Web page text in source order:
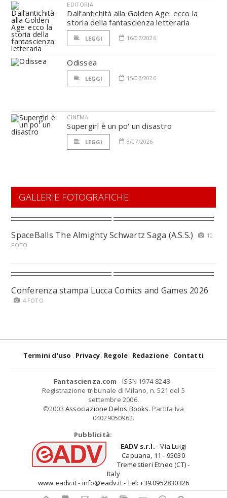
EDITORIA
Dall’antichità alla Golden Age: ecco la
storia della fantascienza letteraria
LEGGI 16/07/2026
Odissea
LEGGI 15/07/2026
CINEMA
Supergirl è un po' un disastro
LEGGI 8/07/2026
GALLERIE FOTOGRAFICHE
SpaceBalls The Almighty Schwartz Saga (A.S.S.)
10
FOTO
Conferenza stampa Lucca Comics and Games 2026
4 FOTO
Termini d'uso Privacy Regole Redazione Contatti
Fantascienza.com - ISSN 1974-8248 -
Registrazione tribunale di Milano, n. 521 del 5
settembre 2006.
©2003 Associazione Delos Books. Partita Iva
04029050962.
Pubblicità:
EADV s.r.l. - Via Luigi
Capuana, 11 - 95030
Tremestieri Etneo (CT) -
Italy
www.eadv.it - info@eadv.it - Tel: +39.0952830326